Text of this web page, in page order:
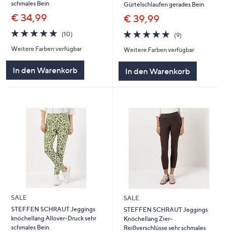
schmales Bein
€ 34,99
4.9
von
5
(10)
Weitere Farben verfügbar
In den Warenkorb
Gürtelschlaufen gerades Bein
€ 39,99
4.9
von
5
(9)
Weitere Farben verfügbar
In den Warenkorb
SALE
STEFFEN SCHRAUT Jeggings
knöchellang Allover-Druck sehr
schmales Bein
SALE
STEFFEN SCHRAUT Jeggings
Knöchellang Zier-
Reißverschlüsse sehr schmales